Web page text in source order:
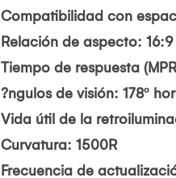
Compatibilidad con
Relación de aspecto: 16:9
Tiempo de respuesta
?ngulos de visión: 178º
Vida útil de la
Curvatura: 1500R
Frecuencia de